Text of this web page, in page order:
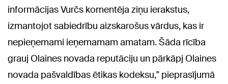
informācijas Vurčs komentēja ziņu ierakstus,
izmantojot sabiedrību aizskarošus vārdus, kas ir
nepieņemami ieņemamam amatam. Šāda rīcība
grauj Olaines novada reputāciju un pārkāpj Olaines
novada pašvaldības ētikas kodeksu," pieprasījumā